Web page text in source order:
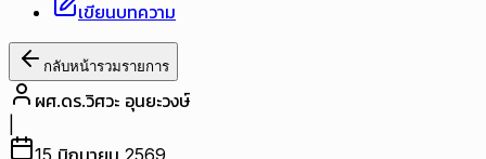
เขียนบทความ
กลับหน้ารวมรายการ
ผศ.ดร.วิศวะ อุนยะวงษ์
15 มิถุนายน 2569